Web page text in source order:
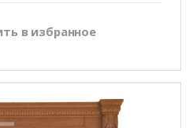
в избранное